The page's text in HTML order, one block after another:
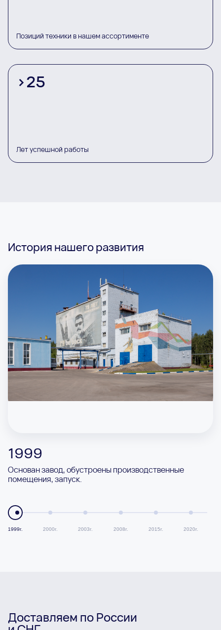
Позиций техники в нашем ассортименте
>25
Лет успешной работы
1999
Основан завод, обустроены производственные
помещения, запуск.
История нашего развития
1999г. 2000г. 2003г. 2008г. 2015г. 2020г.
Доставляем по России